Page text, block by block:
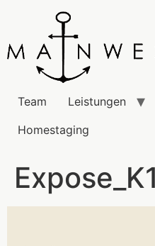
Team Leistungen
Homestaging